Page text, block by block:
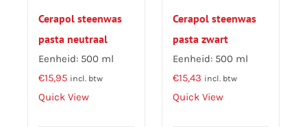
Cerapol steenwas
pasta neutraal
Eenheid: 500 ml
€15,95 incl. btw
Quick View
Cerapol steenwas
pasta zwart
Eenheid: 500 ml
€15,43 incl. btw
Quick View